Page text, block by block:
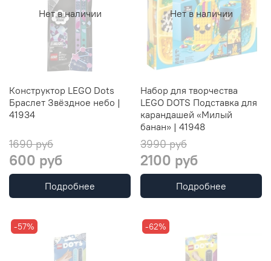
Нет в наличии
Конструктор LEGO Dots
Браслет Звёздное небо |
41934
1690 руб
600 руб
Подробнее
Нет в наличии
Набор для творчества
LEGO DOTS Подставка для
карандашей «Милый
банан» | 41948
3990 руб
2100 руб
Подробнее
-57% -62%